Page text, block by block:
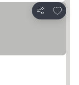
Compartir
Añadir